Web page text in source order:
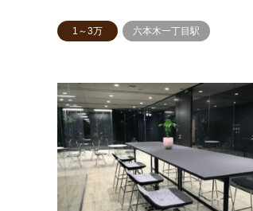
1～3万 六本木一丁目駅